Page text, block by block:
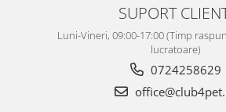
SUPORT
Luni-Vineri, 09:00-17:00 (Timp
lucratoare)
0724258629